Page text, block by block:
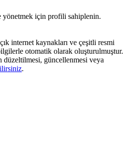
için profili sahiplenin.
internet kaynakları ve çeşitli resmi
otomatik olarak oluşturulmuştur.
güncellenmesi veya
.